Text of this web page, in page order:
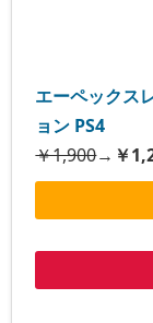
エーペックス
ョン PS4
￥1,900→ ￥